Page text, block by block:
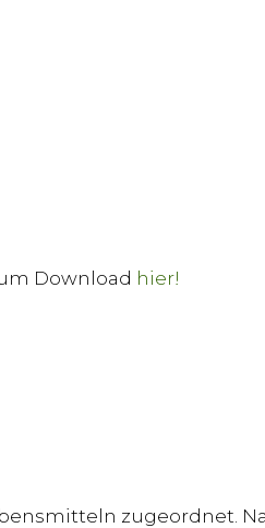
Download hier!
zugeordnet.